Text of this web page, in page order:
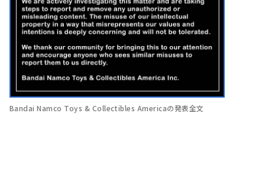
Bandai Namco Toys & Collectibles Americaの発表全文